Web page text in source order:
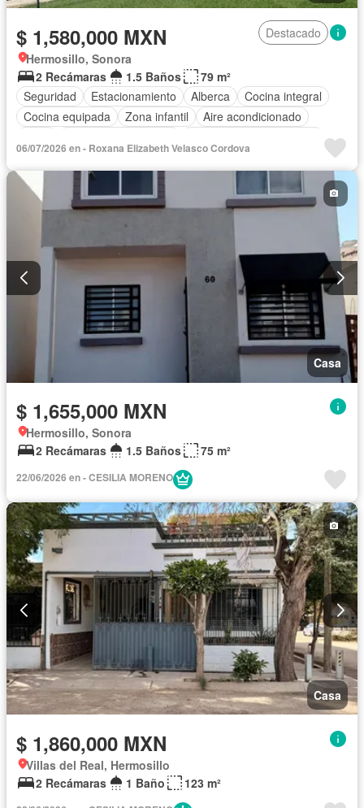
$ 1,580,000 MXN
Destacado
Hermosillo, Sonora
2 Recámaras
1.5 Baños
79 m²
Seguridad
Estacionamiento Alberca
Cocina integral
Cocina equipada
Zona infantil
Aire acondicionado
06/07/2026 en - Roxana Elizabeth Velasco Cordova
Casa
$ 1,655,000 MXN
Hermosillo, Sonora
2 Recámaras
1.5 Baños 75 m²
22/06/2026 en - CESILIA MORENO
Casa
$ 1,860,000 MXN
Villas del Real, Hermosillo
2 Recámaras
1 Baño 123 m²